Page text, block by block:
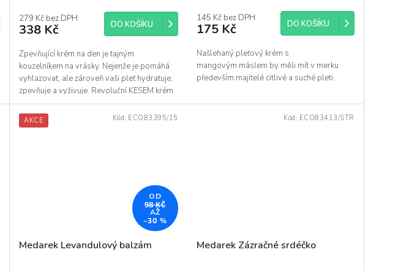
279 Kč bez DPH
338 Kč DO KOŠÍKU
Zpevňující krém na den je tajným
kouzelníkem na vrásky. Nejenže je pomáhá
vyhlazovat, ale zároveň vaši pleť hydratuje,
zpevňuje a vyživuje. Revoluční KESEM krém
na obličej, krk...
145 Kč bez DPH
175 Kč DO KOŠÍKU
Našlehaný pleťový krém s
mangovým máslem by měli mít v merku
především majitelé citlivé a suché pleti.
AKCE
OD
98 KČ
AŽ
–30 %
Medarek Levandulový balzám
Kód: ECO83395/15
Medarek Zázračné srdéčko
Kód: ECO83413/STR